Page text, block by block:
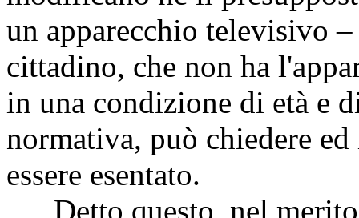
un apparecchio televisivo
cittadino, che non ha
in una condizione di età e
normativa, può chiedere
essere esentato.
Detto questo, nel